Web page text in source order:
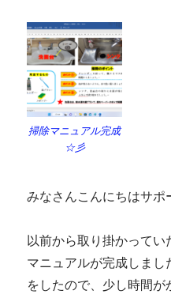
掃除マニュアル完成
☆彡
みなさんこんにちはサポ
以前から取り掛かって
マニュアルが完成しまし
をしたので、少し時間